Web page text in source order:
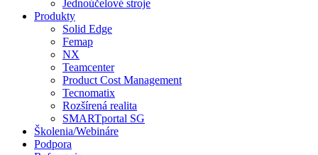
Jednoúčelové stroje
Produkty
Solid Edge
Femap
NX
Teamcenter
Product Cost Management
Tecnomatix
Rozšírená realita
SMARTportal SG
Školenia/Webináre
Podpora